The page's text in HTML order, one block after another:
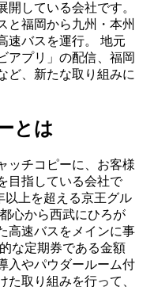
している会社です。
と福岡から九州・本州
速バスを運行。 地元
アプリ」の配信、福岡
ど、新たな取り組みに
とは
ッチコピーに、お客様
目指している会社で
以上を超える京王グル
心から西武にひろが
高速バスをメインに事
な定期券である金額
入やパウダールーム付
取り組みを行って、